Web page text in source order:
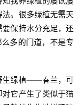
。很多绿植无需天
保持水分充足，还
多的门道，不是专
生绿植——春兰，可
它产生了类似于猫